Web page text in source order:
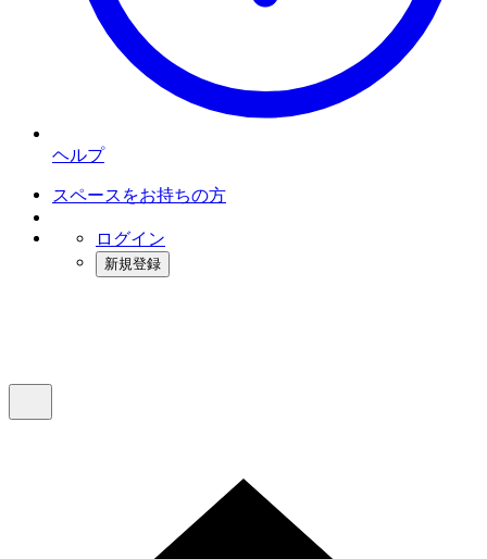
ヘルプ
スペースをお持ちの方
ログイン
新規登録